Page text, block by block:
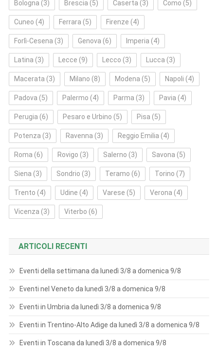
Bologna (3) Brescia (5) Caserta (3) Como (5)
Cuneo (4) Ferrara (5) Firenze (4)
Forlì‑Cesena (3) Genova (6) Imperia (4)
Latina (3) Lecce (9) Lecco (3) Lucca (3)
Macerata (3) Milano (8) Modena (5) Napoli (4)
Padova (5) Palermo (4) Parma (3) Pavia (4)
Perugia (6) Pesaro e Urbino (5) Pisa (5)
Potenza (3) Ravenna (3) Reggio Emilia (4)
Roma (6) Rovigo (3) Salerno (3) Savona (5)
Siena (3) Sondrio (3) Teramo (6) Torino (7)
Trento (4) Udine (4) Varese (5) Verona (4)
Vicenza (3) Viterbo (6)
ARTICOLI RECENTI
Eventi della settimana da lunedì 3/8 a domenica 9/8
Eventi nel Veneto da lunedì 3/8 a domenica 9/8
Eventi in Umbria da lunedì 3/8 a domenica 9/8
Eventi in Trentino-Alto Adige da lunedì 3/8 a domenica 9/8
Eventi in Toscana da lunedì 3/8 a domenica 9/8